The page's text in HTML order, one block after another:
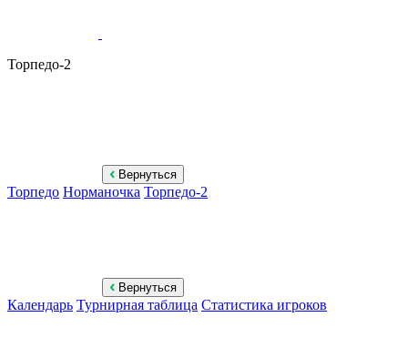
Торпедо-2
Вернуться
Торпедо Норманочка Торпедо-2
Вернуться
Календарь Турнирная таблица Статистика игроков